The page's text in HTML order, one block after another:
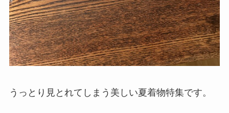
うっとり見とれてしまう美しい夏着物特集です。